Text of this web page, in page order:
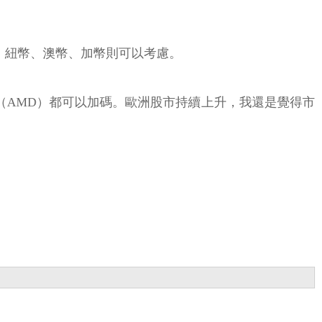
幣、澳幣、加幣則可以考慮。
）都可以加碼。歐洲股市持續上升，我還是覺得市